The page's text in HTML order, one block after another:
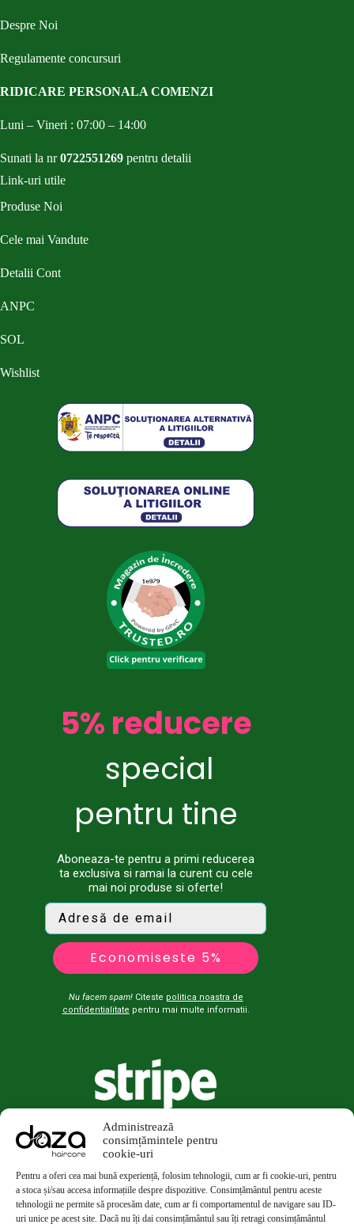
Despre Noi
Regulamente concursuri
RIDICARE PERSONALA COMENZI
Luni – Vineri : 07:00 – 14:00
Sunati la nr0722551269 pentru detalii
Link-uri utile
Produse Noi
Cele mai Vandute
Detalii Cont
ANPC
SOL
Wishlist
5% reducere
special
pentru tine
Aboneaza-te pentru a primi reducerea
ta exclusiva si ramai la curent cu cele
mai noi produse si oferte!
Economiseste 5%
Nu facem spam!Citeste politica noastra de
confidentialitate pentru mai multe informatii.
Administrează
consimțămintele pentru
cookie-uri
Pentru a oferi cea mai bună experiență, folosim tehnologii, cum ar fi cookie-uri, pentru
a stoca și/sau accesa informațiile despre dispozitive. Consimțământul pentru aceste
tehnologii ne permite să procesăm date, cum ar fi comportamentul de navigare sau ID-
uri unice pe acest site. Dacă nu îți dai consimțământul sau îți retragi consimțământul